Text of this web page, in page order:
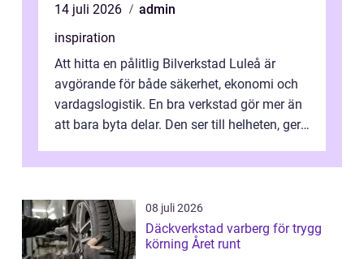
14 juli 2026
admin
inspiration
Att hitta en pålitlig Bilverkstad Luleå är
avgörande för både säkerhet, ekonomi och
vardagslogistik. En bra verkstad gör mer än
att bara byta delar. Den ser till helheten, ger
08 juli 2026
Däckverkstad varberg för trygg
körning Året runt